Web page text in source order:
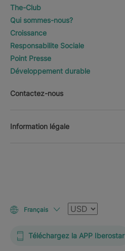
The-Club
Qui sommes-nous?
Croissance
Responsabilite Sociale
Point Presse
Développement durable
Contactez-nous
Information légale
Français Devise
Téléchargez la APP Iberostar